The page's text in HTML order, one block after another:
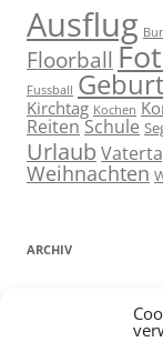
Ausflug
Floorball
Fussball
Kirchtag Kochen
Reiten Schule
Urlaub
Weihnachten
ARCHIV